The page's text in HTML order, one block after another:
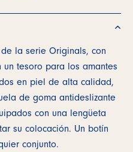
la serie Originals, con
tesoro para los amantes
en piel de alta calidad,
de goma antideslizante
con una lengüeta
su colocación. Un botín
conjunto.